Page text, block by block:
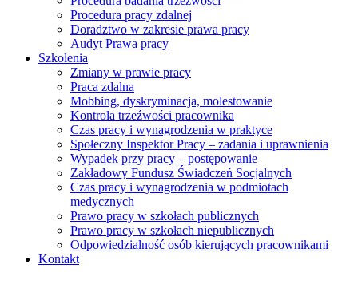
Procedura pracy zdalnej
Doradztwo w zakresie prawa pracy
Audyt Prawa pracy
Szkolenia
Zmiany w prawie pracy
Praca zdalna
Mobbing, dyskryminacja, molestowanie
Kontrola trzeźwości pracownika
Czas pracy i wynagrodzenia w praktyce
Społeczny Inspektor Pracy – zadania i uprawnienia
Wypadek przy pracy – postępowanie
Zakładowy Fundusz Świadczeń Socjalnych
Czas pracy i wynagrodzenia w podmiotach
medycznych
Prawo pracy w szkołach publicznych
Prawo pracy w szkołach niepublicznych
Odpowiedzialność osób kierujących pracownikami
Kontakt